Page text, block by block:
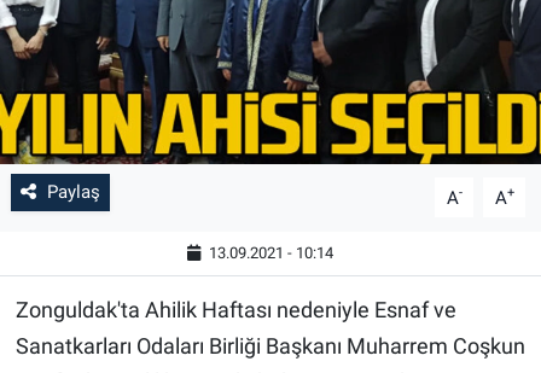
Paylaş A- A+
13.09.2021 - 10:14
Zonguldak'ta Ahilik Haftası nedeniyle Esnaf ve
Sanatkarları Odaları Birliği Başkanı Muharrem Coşkun